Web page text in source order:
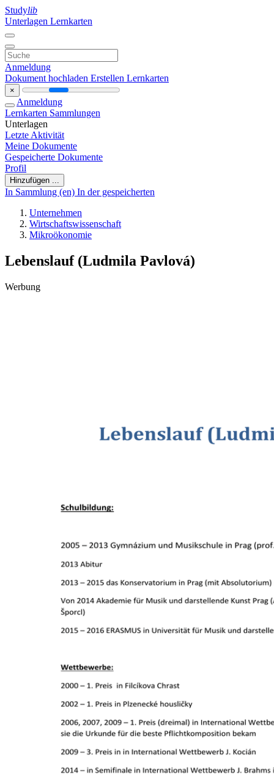
Studylib
Unterlagen Lernkarten
Anmeldung
Dokument hochladen Erstellen Lernkarten
×
Anmeldung
Lernkarten Sammlungen
Unterlagen
Letzte Aktivität
Meine Dokumente
Gespeicherte Dokumente
Profil
Hinzufügen ...
In Sammlung (en) In der gespeicherten
Unternehmen
Wirtschaftswissenschaft
Mikroökonomie
Lebenslauf (Ludmila Pavlová)
Werbung